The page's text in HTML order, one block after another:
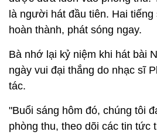
là người hát đầu tiên. Hai tiếng
hoàn thành, phát sóng ngay.
Bà nhớ lại kỷ niệm khi hát bài
ngày vui đại thắng do nhạc sĩ
tác.
"Buổi sáng hôm đó, chúng tôi
phòng thu, theo dõi các tin tức